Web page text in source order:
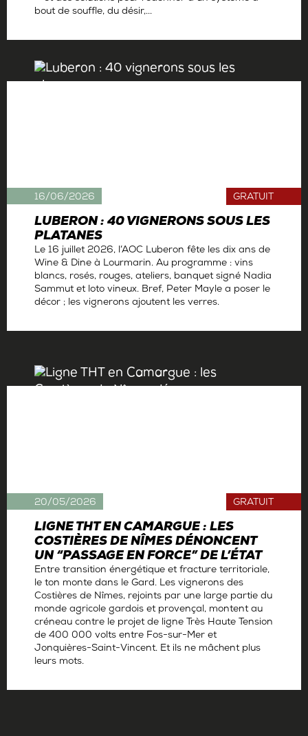
bout de souffle, du désir,...
LUBERON : 40 VIGNERONS SOUS LES
PLATANES
GRATUIT
Le 16 juillet 2026, l’AOC Luberon fête les dix ans de
Wine & Dine à Lourmarin. Au programme : vins
blancs, rosés, rouges, ateliers, banquet signé Nadia
Sammut et loto vineux. Bref, Peter Mayle a poser le
décor ; les vignerons ajoutent les verres.
16/06/2026
LIGNE THT EN CAMARGUE : LES
COSTIÈRES DE NÎMES DÉNONCENT
UN “PASSAGE EN FORCE” DE L’ÉTAT
GRATUIT
Entre transition énergétique et fracture territoriale,
le ton monte dans le Gard. Les vignerons des
Costières de Nîmes, rejoints par une large partie du
monde agricole gardois et provençal, montent au
créneau contre le projet de ligne Très Haute Tension
de 400 000 volts entre Fos-sur-Mer et
Jonquières-Saint-Vincent. Et ils ne mâchent plus
leurs mots.
20/05/2026